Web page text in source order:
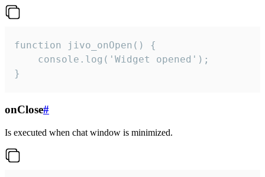
function jivo_onOpen() {
    console.log('Widget opened');
}
onClose#
Is executed when chat window is minimized.